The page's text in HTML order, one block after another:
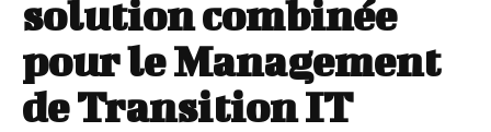
solution combinée
pour le Management
de Transition IT